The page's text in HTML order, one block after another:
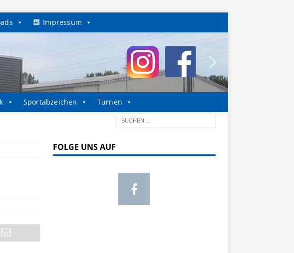
Impressum
Sportabzeichen Turnen
FOLGE UNS AUF